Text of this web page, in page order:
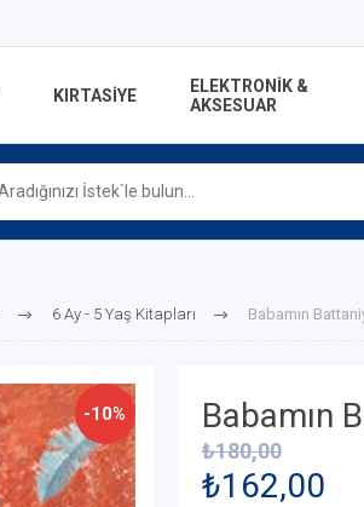
KIRTASİYE
ELEKTRONİK &
AKSESUAR
6 Ay - 5 Yaş Kitapları Babamın
-10%
Babamın
₺162,00
₺180,00